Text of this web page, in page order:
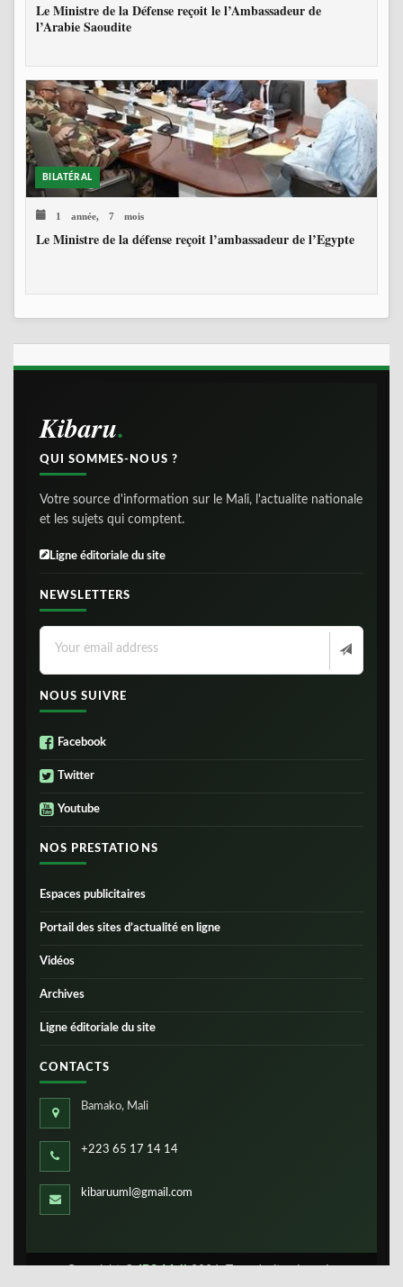
Le Ministre de la Défense reçoit le l’Ambassadeur de
l’Arabie Saoudite
BILATÉRAL
1 année, 7 mois
Le Ministre de la défense reçoit l’ambassadeur de l’Egypte
Kibaru
QUI SOMMES-NOUS ?
Votre source d'information sur le Mali, l'actualite nationale
et les sujets qui comptent.
Ligne éditoriale du site
NEWSLETTERS
NOUS SUIVRE
Facebook
Twitter
Youtube
NOS PRESTATIONS
Espaces publicitaires
Portail des sites d’actualité en ligne
Vidéos
Archives
Ligne éditoriale du site
CONTACTS
Bamako, Mali
+223 65 17 14 14
kibaruuml@gmail.com